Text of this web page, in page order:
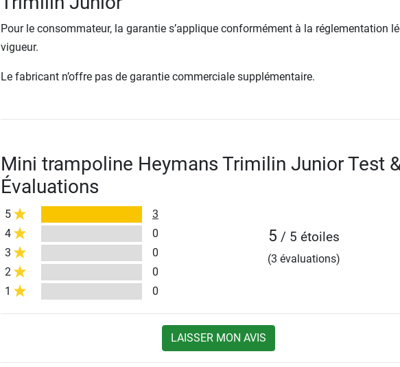
Pour le consommateur, la garantie s’applique conformément à la réglementation
vigueur.
Le fabricant n’offre pas de garantie commerciale supplémentaire.
Mini trampoline Heymans Trimilin Junior Test
Évaluations
5
3
4
0
3
0
2
0
1
0
5 / 5 étoiles
(3 évaluations)
LAISSER MON AVIS